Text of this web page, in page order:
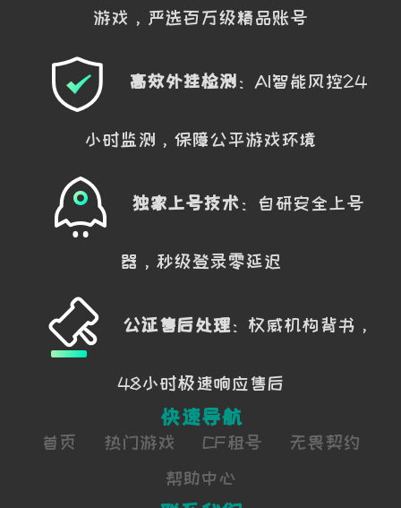
游戏，严选百万级精品账号
高效外挂检测 ：AI智能风控24
小时监测，保障公平游戏环境
独家上号技术 ：自研安全上号
器，秒级登录零延迟
公证售后处理 ：权威机构背书，
48小时极速响应售后
快速导航
首页 热门游戏 CF租号
无畏契约
帮助中心